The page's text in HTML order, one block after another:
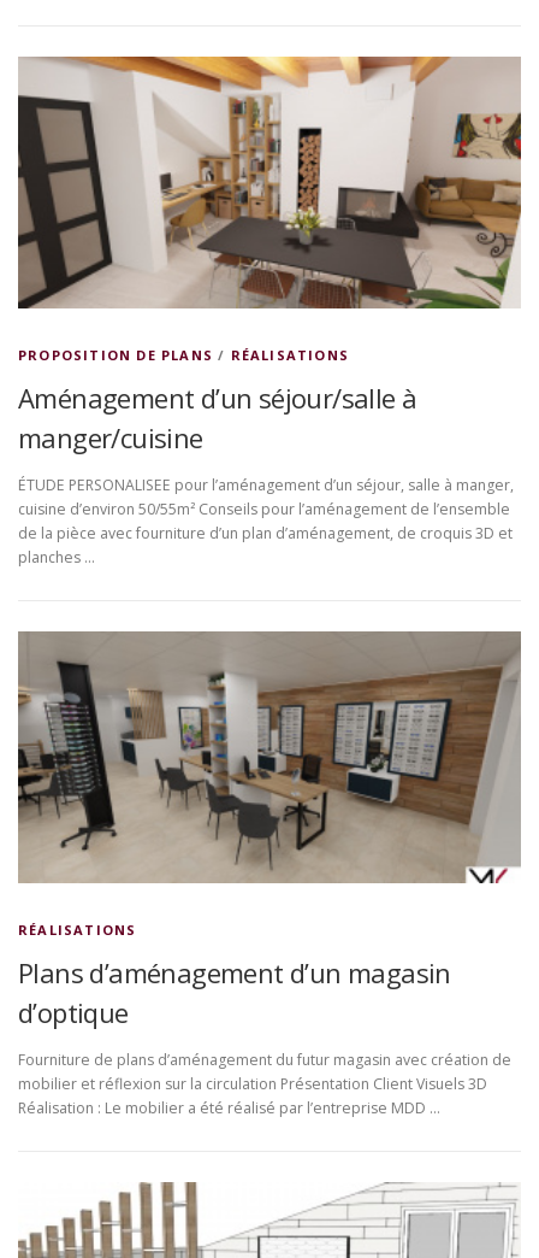
PROPOSITION DE PLANS / RÉALISATIONS
Aménagement d’un séjour/salle à
manger/cuisine
ÉTUDE PERSONALISEE pour l’aménagement d’un séjour, salle à manger,
cuisine d’environ 50/55m² Conseils pour l’aménagement de l’ensemble
de la pièce avec fourniture d’un plan d’aménagement, de croquis 3D et
planches …
RÉALISATIONS
Plans d’aménagement d’un magasin
d’optique
Fourniture de plans d’aménagement du futur magasin avec création de
mobilier et réflexion sur la circulation Présentation Client Visuels 3D
Réalisation : Le mobilier a été réalisé par l’entreprise MDD …